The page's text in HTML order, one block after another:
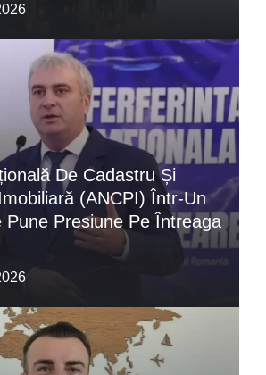
De Cadastru Și
(ANCPI) Într-Un
Pune Presiune Pe Întreaga